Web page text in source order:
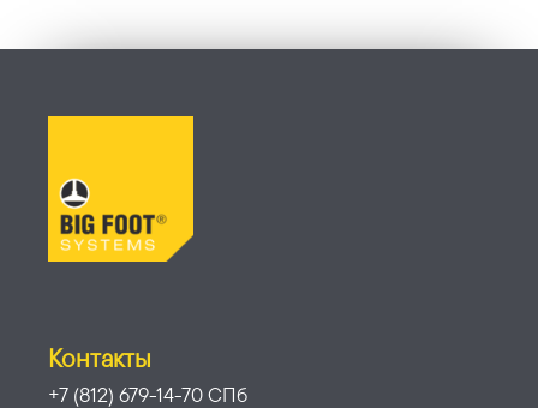
Контакты
+7 (812) 679-14-70 СПб